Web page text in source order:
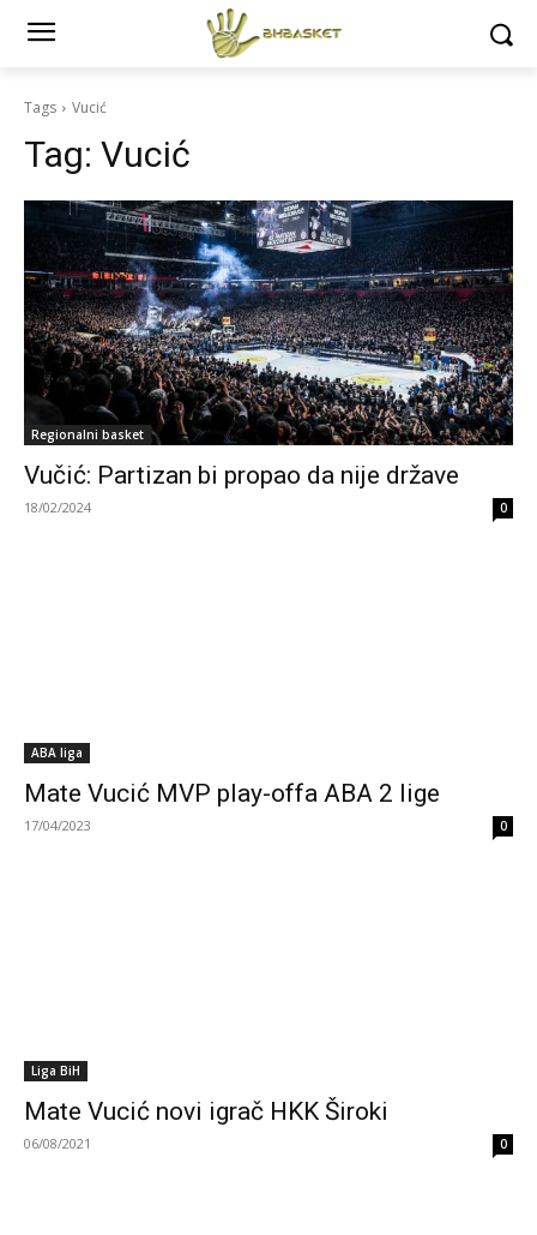
Tags Vucić
Tag: Vucić
Regionalni basket
Vučić: Partizan bi propao da nije države
18/02/2024 0
ABA liga
Mate Vucić MVP play-offa ABA 2 lige
17/04/2023 0
Liga BiH
Mate Vucić novi igrač HKK Široki
06/08/2021 0